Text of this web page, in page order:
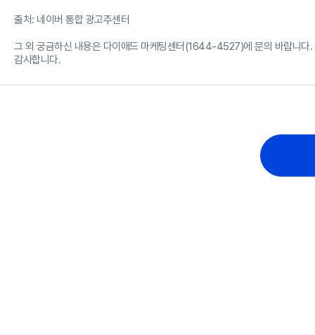
출처: 네이버 통합 광고주센터
그 외 궁금하신 내용은 다이애드 마케팅센터(1644-4527)에 문의 바랍니다.
감사합니다.